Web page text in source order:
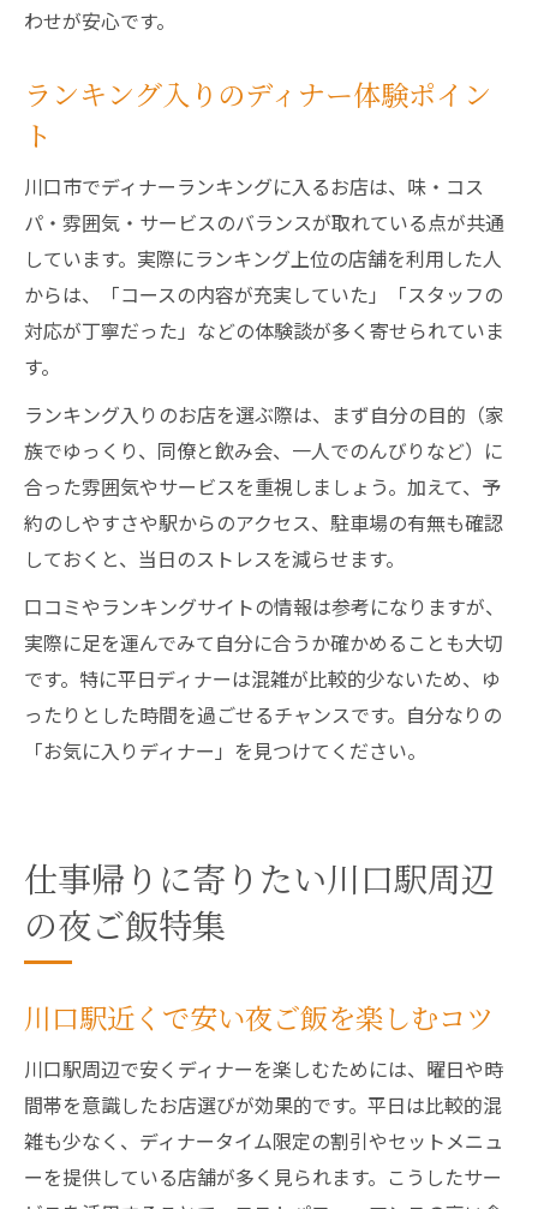
わせが安心です。
ランキング入りのディナー体験ポイン
ト
川口市でディナーランキングに入るお店は、味・コス
パ・雰囲気・サービスのバランスが取れている点が共通
しています。実際にランキング上位の店舗を利用した人
からは、「コースの内容が充実していた」「スタッフの
対応が丁寧だった」などの体験談が多く寄せられていま
す。
ランキング入りのお店を選ぶ際は、まず自分の目的（家
族でゆっくり、同僚と飲み会、一人でのんびりなど）に
合った雰囲気やサービスを重視しましょう。加えて、予
約のしやすさや駅からのアクセス、駐車場の有無も確認
しておくと、当日のストレスを減らせます。
口コミやランキングサイトの情報は参考になりますが、
実際に足を運んでみて自分に合うか確かめることも大切
です。特に平日ディナーは混雑が比較的少ないため、ゆ
ったりとした時間を過ごせるチャンスです。自分なりの
「お気に入りディナー」を見つけてください。
仕事帰りに寄りたい川口駅周辺
の夜ご飯特集
川口駅近くで安い夜ご飯を楽しむコツ
川口駅周辺で安くディナーを楽しむためには、曜日や時
間帯を意識したお店選びが効果的です。平日は比較的混
雑も少なく、ディナータイム限定の割引やセットメニュ
ーを提供している店舗が多く見られます。こうしたサー